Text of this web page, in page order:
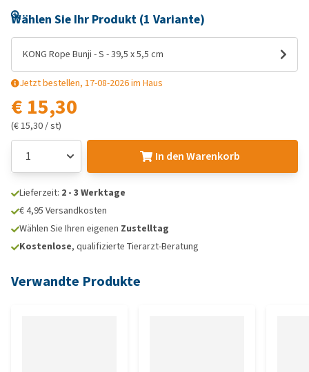
Wählen Sie Ihr Produkt (1 Variante)
KONG Rope Bunji - S - 39,5 x 5,5 cm
Jetzt bestellen, 17-08-2026 im Haus
€ 15,30
(€ 15,30 / st)
In den Warenkorb
Lieferzeit: 2 - 3 Werktage
€ 4,95 Versandkosten
Wählen Sie Ihren eigenen Zustelltag
Kostenlose, qualifizierte Tierarzt-Beratung
Verwandte Produkte